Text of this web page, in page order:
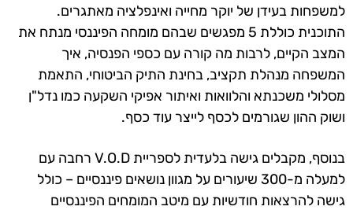
למשפחות בעידן של יוקר מחייה ואינפלציה מאתגרים.
התוכנית כוללת 5 מפגשים שבהם מומחה הפיננסי מנתח את
המצב הקיים, לרבות מה קורה עם כספי הפנסיה, איך
המשפחה מנהלת תקציב, בחינת התיק הביטוחי, התאמת
מסלולי משכנתא והלוואות ואיתור אפיקי השקעה כמו נדל"ן
ושוק ההון שגורמים לכסף לייצר עוד כסף.
בנוסף, מקבלים גישה בלעדית לספריית V.O.D רחבה עם
למעלה מ-300 שיעורים על מגוון נושאים פיננסיים – כולל
גישה להרצאות חודשיות עם מיטב המומחים הפיננסיים